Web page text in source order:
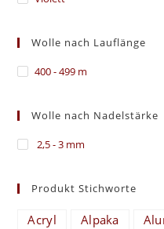
Wolle nach Lauflänge
400 - 499 m
Wolle nach Nadelstärke
2,5 - 3 mm
Produkt Stichworte
Acryl Alpaka